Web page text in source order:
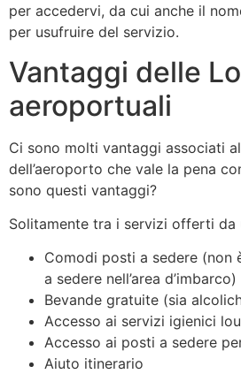
per accedervi, da cui anche il
per usufruire del servizio.
Vantaggi delle
aeroportuali
Ci sono molti vantaggi associati
dell’aeroporto che vale la pena
sono questi vantaggi?
Solitamente tra i servizi offerti da
Comodi posti a sedere (non
a sedere nell’area d’imbarco)
Bevande gratuite (sia
Accesso ai servizi igienici
Accesso ai posti a sedere
Aiuto itinerario